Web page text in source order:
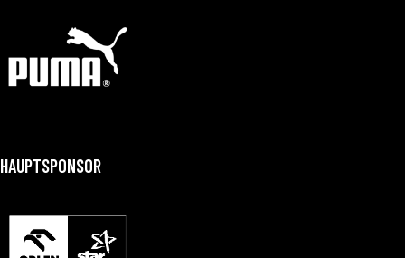
HAUPTSPONSOR